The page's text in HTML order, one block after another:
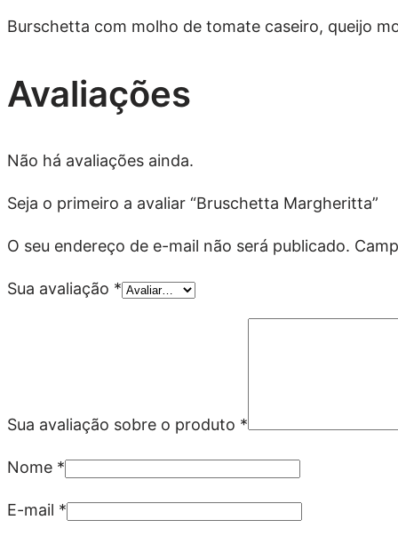
Burschetta com molho de tomate caseiro, queijo
Avaliações
Não há avaliações ainda.
Seja o primeiro a avaliar “Bruschetta Margheritta”
O seu endereço de e-mail não será publicado.
Sua avaliação *
Sua avaliação sobre o produto *
Nome *
E-mail *